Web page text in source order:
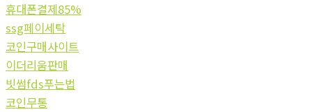
휴대폰결제85%
ssg페이세탁
코인구매사이트
이더리움판매
빗썸fds푸는법
코인무통